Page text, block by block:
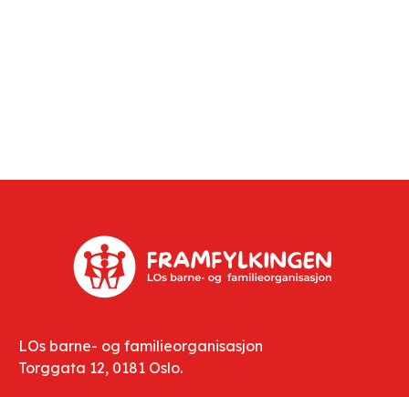
LOs barne- og familieorganisasjon
Torggata 12, 0181 Oslo.